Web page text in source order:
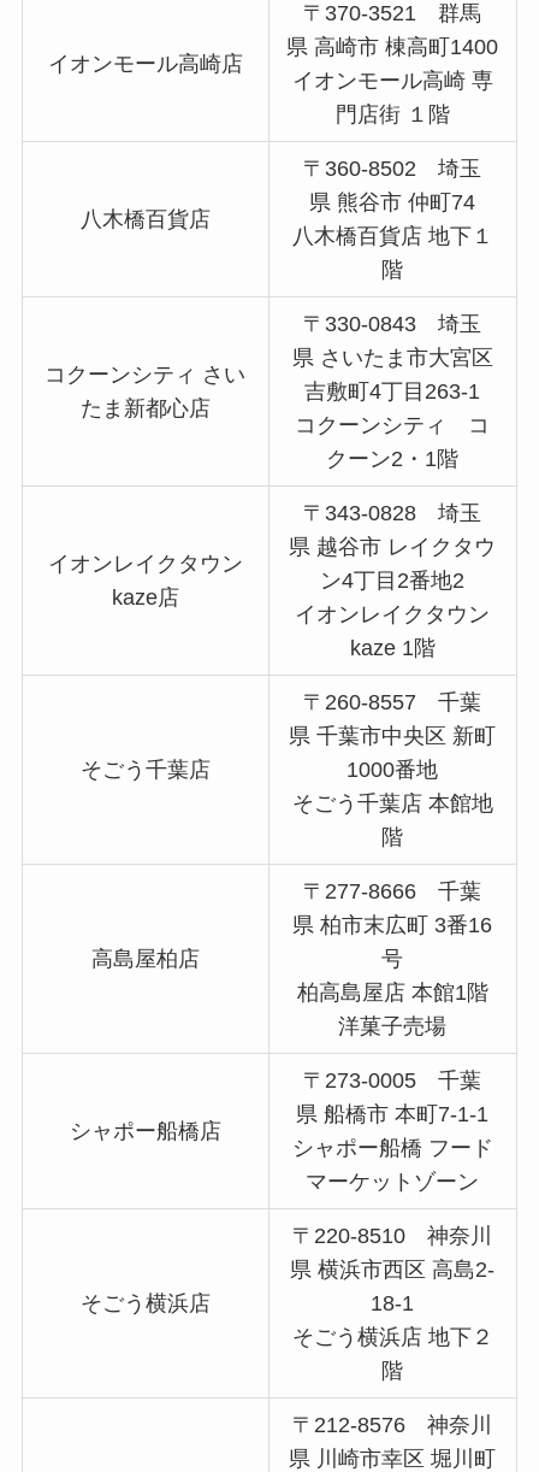
イオンモール高崎店
〒370-3521 群馬
県 高崎市 棟高町1400
イオンモール高崎 専
門店街 １階
八木橋百貨店
〒360-8502 埼玉
県 熊谷市 仲町74
八木橋百貨店 地下１
階
コクーンシティ さい
たま新都心店
〒330-0843 埼玉
県 さいたま市大宮区
吉敷町4丁目263-1
コクーンシティ コ
クーン2・1階
イオンレイクタウン
kaze店
〒343-0828 埼玉
県 越谷市 レイクタウ
ン4丁目2番地2
イオンレイクタウン
kaze 1階
そごう千葉店
〒260-8557 千葉
県 千葉市中央区 新町
1000番地
そごう千葉店 本館地
階
高島屋柏店
〒277-8666 千葉
県 柏市末広町 3番16
号
柏高島屋店 本館1階
洋菓子売場
シャポー船橋店
〒273-0005 千葉
県 船橋市 本町7-1-1
シャポー船橋 フード
マーケットゾーン
そごう横浜店
〒220-8510 神奈川
県 横浜市西区 高島2-
18-1
そごう横浜店 地下２
階
〒212-8576 神奈川
県 川崎市幸区 堀川町